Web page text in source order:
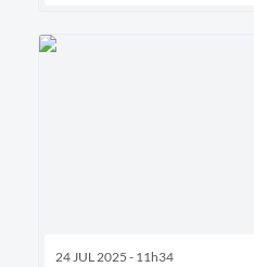
24 JUL 2025 - 11h34